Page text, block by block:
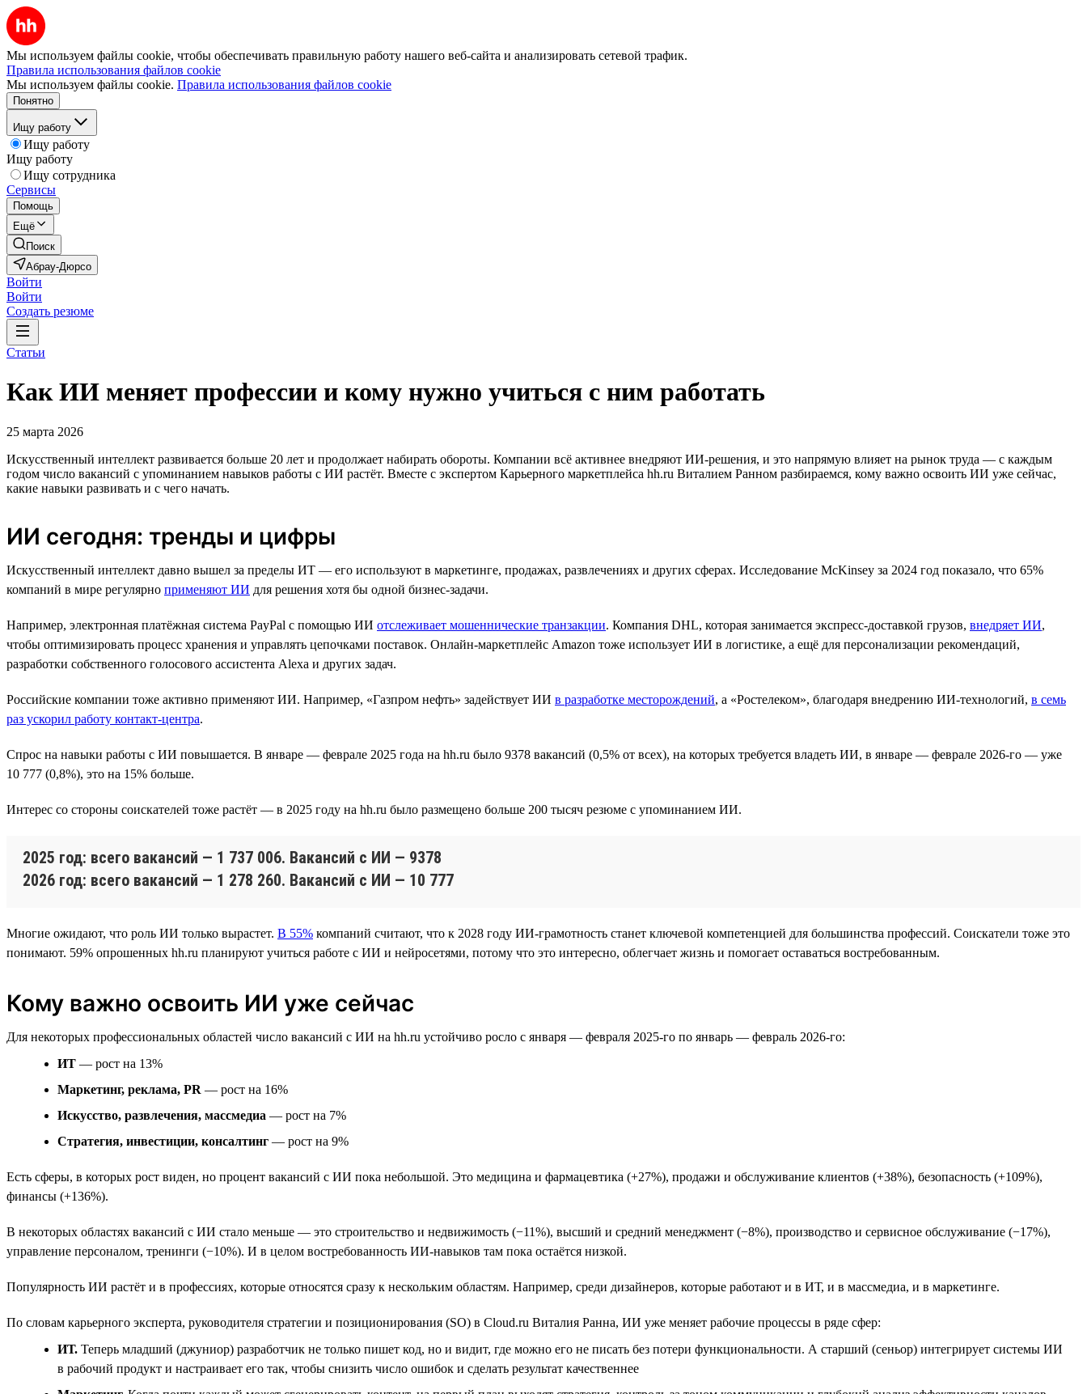
Мы используем файлы cookie, чтобы обеспечивать правильную работу нашего веб-сайта и анализировать сетевой трафик.
Правила использования файлов cookie
Мы используем файлы cookie. Правила использования файлов cookie
Понятно
Ищу работу
Ищу работу
Ищу работу
Ищу сотрудника
Сервисы
Помощь
Ещё
Поиск
Абрау-Дюрсо
Войти
Войти
Создать резюме
Статьи
Как ИИ меняет профессии и кому нужно учиться с ним работать
25 марта 2026
Искусственный интеллект развивается больше 20 лет и продолжает набирать обороты. Компании всё активнее внедряют ИИ‑решения, и это напрямую влияет на рынок труда — с каждым
годом число вакансий с упоминанием навыков работы с ИИ растёт. Вместе с экспертом Карьерного маркетплейса hh.ru Виталием Ранном разбираемся, кому важно освоить ИИ уже сейчас,
какие навыки развивать и с чего начать.
ИИ сегодня: тренды и цифры
Искусственный интеллект давно вышел за пределы ИТ — его используют в маркетинге, продажах, развлечениях и других сферах. Исследование McKinsey за 2024 год показало, что 65%
компаний в мире регулярно применяют ИИ для решения хотя бы одной бизнес-задачи.
Например, электронная платёжная система PayPal с помощью ИИ отслеживает мошеннические транзакции. Компания DHL, которая занимается экспресс-доставкой грузов, внедряет ИИ,
чтобы оптимизировать процесс хранения и управлять цепочками поставок. Онлайн-маркетплейс Amazon тоже использует ИИ в логистике, а ещё для персонализации рекомендаций,
разработки собственного голосового ассистента Alexa и других задач.
Российские компании тоже активно применяют ИИ. Например, «Газпром нефть» задействует ИИ в разработке месторождений, а «Ростелеком», благодаря внедрению ИИ-технологий, в семь
раз ускорил работу контакт-центра.
Спрос на навыки работы с ИИ повышается. В январе — феврале 2025 года на hh.ru было 9378 вакансий (0,5% от всех), на которых требуется владеть ИИ, в январе — феврале 2026-го — уже
10 777 (0,8%), это на 15% больше.
Интерес со стороны соискателей тоже растёт — в 2025 году на hh.ru было размещено больше 200 тысяч резюме с упоминанием ИИ.
2025 год: всего вакансий — 1 737 006. Вакансий с ИИ — 9378
2026 год: всего вакансий — 1 278 260. Вакансий с ИИ — 10 777
Многие ожидают, что роль ИИ только вырастет. В 55% компаний считают, что к 2028 году ИИ-грамотность станет ключевой компетенцией для большинства профессий. Соискатели тоже это
понимают. 59% опрошенных hh.ru планируют учиться работе с ИИ и нейросетями, потому что это интересно, облегчает жизнь и помогает оставаться востребованным.
Кому важно освоить ИИ уже сейчас
Для некоторых профессиональных областей число вакансий с ИИ на hh.ru устойчиво росло с января — февраля 2025-го по январь — февраль 2026-го:
ИТ — рост на 13%
Маркетинг, реклама, PR — рост на 16%
Искусство, развлечения, массмедиа — рост на 7%
Стратегия, инвестиции, консалтинг — рост на 9%
Есть сферы, в которых рост виден, но процент вакансий с ИИ пока небольшой. Это медицина и фармацевтика (+27%), продажи и обслуживание клиентов (+38%), безопасность (+109%),
финансы (+136%).
В некоторых областях вакансий с ИИ стало меньше — это строительство и недвижимость (−11%), высший и средний менеджмент (−8%), производство и сервисное обслуживание (−17%),
управление персоналом, тренинги (−10%). И в целом востребованность ИИ-навыков там пока остаётся низкой.
Популярность ИИ растёт и в профессиях, которые относятся сразу к нескольким областям. Например, среди дизайнеров, которые работают и в ИТ, и в массмедиа, и в маркетинге.
По словам карьерного эксперта, руководителя стратегии и позиционирования (SO) в Cloud.ru Виталия Ранна, ИИ уже меняет рабочие процессы в ряде сфер:
ИТ. Теперь младший (джуниор) разработчик не только пишет код, но и видит, где можно его не писать без потери функциональности. А старший (сеньор) интегрирует системы ИИ
в рабочий продукт и настраивает его так, чтобы снизить число ошибок и сделать результат качественнее